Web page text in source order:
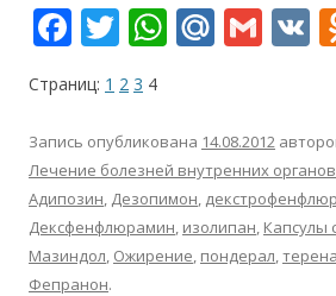
F
ac
e
b
o
o
k
T
w
itt
er
W
s
A
p
p
M
R
u
G
l
V
Страниц: 1 2 3 4
Запись опубликована 14.08.2012
Лечение болезней внутренних
Адипозин, Дезопимон,
Дексфенфлюрамин, изолипан, Капсулы
Мазиндол, Ожирение, пондерал,
Фепранон.